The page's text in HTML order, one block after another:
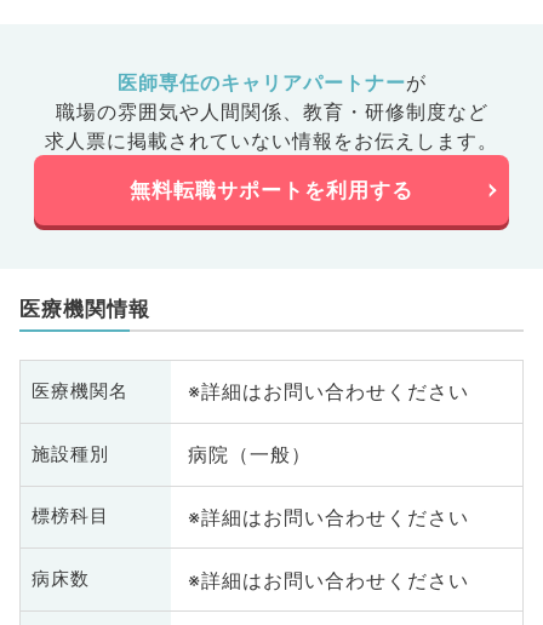
医師専任のキャリアパートナーが
職場の雰囲気や人間関係、 教育・研修制度など
求人票に掲載されていない情報をお伝えします。
無料転職サポートを利用する
医療機関情報
医療機関名 ※詳細はお問い合わせください
施設種別 病院（一般）
標榜科目 ※詳細はお問い合わせください
病床数 ※詳細はお問い合わせください